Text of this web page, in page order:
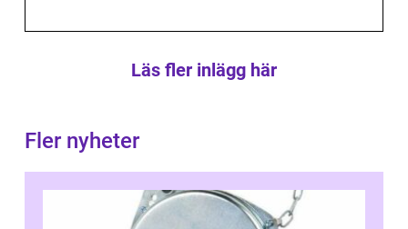
Läs fler inlägg här
Fler nyheter